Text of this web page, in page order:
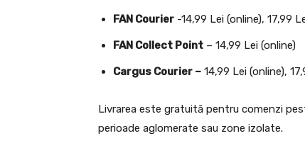
FAN Courier -14,99 Lei (online), 17,99
FAN Collect Point – 14,99 Lei (online)
Cargus Courier – 14,99 Lei (online),
Livrarea este gratuită pentru comenzi
perioade aglomerate sau zone izolate.